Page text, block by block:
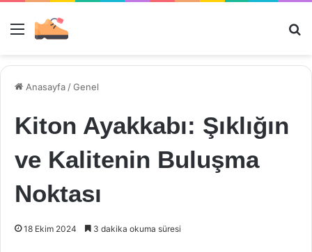
Menü
Anasayfa /Genel
Kiton Ayakkabı: Şıklığın
ve Kalitenin Buluşma
Noktası
18 Ekim 2024 3 dakika okuma süresi